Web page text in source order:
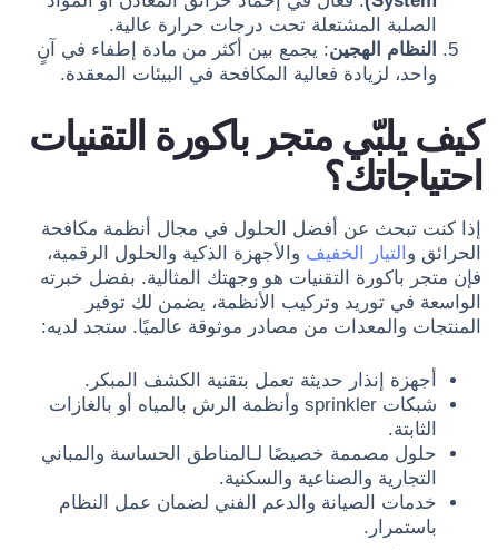
الصلبة المشتعلة تحت درجات حرارة عالية.
النظام الهجين: يجمع بين أكثر من مادة إطفاء في آنٍ
واحد، لزيادة فعالية المكافحة في البيئات المعقدة.
كيف يلبّي متجر باكورة التقنيات
احتياجاتك؟
إذا كنت تبحث عن أفضل الحلول في مجال أنظمة مكافحة
الحرائق و التيار الخفيف والأجهزة الذكية والحلول الرقمية،
فإن متجر باكورة التقنيات هو وجهتك المثالية. بفضل خبرته
الواسعة في توريد وتركيب الأنظمة، يضمن لك توفير
المنتجات والمعدات من مصادر موثوقة عالميًا. ستجد لديه:
أجهزة إنذار حديثة تعمل بتقنية الكشف المبكر.
شبكات sprinkler وأنظمة الرش بالمياه أو بالغازات
الثابتة.
حلول مصممة خصيصًا لـالمناطق الحساسة والمباني
التجارية والصناعية والسكنية.
خدمات الصيانة والدعم الفني لضمان عمل النظام
باستمرار.